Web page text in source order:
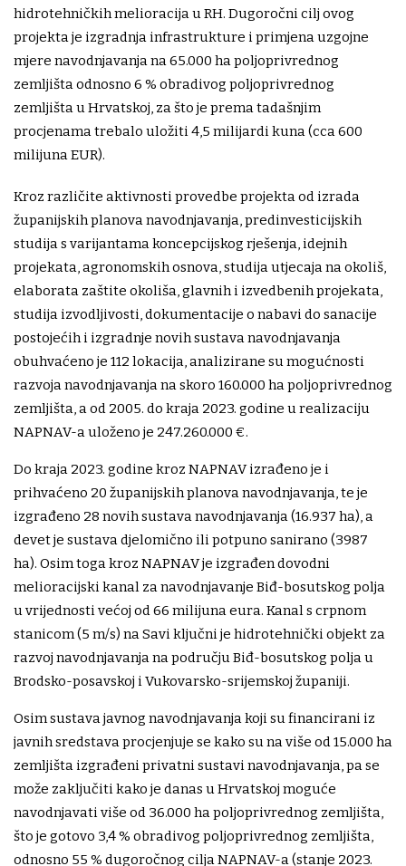
hidrotehničkih melioracija u RH. Dugoročni cilj ovog
projekta je izgradnja infrastrukture i primjena uzgojne
mjere navodnjavanja na 65.000 ha poljoprivrednog
zemljišta odnosno 6 % obradivog poljoprivrednog
zemljišta u Hrvatskoj, za što je prema tadašnjim
procjenama trebalo uložiti 4,5 milijardi kuna (cca 600
milijuna EUR).
Kroz različite aktivnosti provedbe projekta od izrada
županijskih planova navodnjavanja, predinvesticijskih
studija s varijantama koncepcijskog rješenja, idejnih
projekata, agronomskih osnova, studija utjecaja na okoliš,
elaborata zaštite okoliša, glavnih i izvedbenih projekata,
studija izvodljivosti, dokumentacije o nabavi do sanacije
postojećih i izgradnje novih sustava navodnjavanja
obuhvaćeno je 112 lokacija, analizirane su mogućnosti
razvoja navodnjavanja na skoro 160.000 ha poljoprivrednog
zemljišta, a od 2005. do kraja 2023. godine u realizaciju
NAPNAV-a uloženo je 247.260.000 €.
Do kraja 2023. godine kroz NAPNAV izrađeno je i
prihvaćeno 20 županijskih planova navodnjavanja, te je
izgrađeno 28 novih sustava navodnjavanja (16.937 ha), a
devet je sustava djelomično ili potpuno sanirano (3987
ha). Osim toga kroz NAPNAV je izgrađen dovodni
melioracijski kanal za navodnjavanje Biđ-bosutskog polja
u vrijednosti većoj od 66 milijuna eura. Kanal s crpnom
stanicom (5 m/s) na Savi ključni je hidrotehnički objekt za
razvoj navodnjavanja na području Biđ-bosutskog polja u
Brodsko-posavskoj i Vukovarsko-srijemskoj županiji.
Osim sustava javnog navodnjavanja koji su financirani iz
javnih sredstava procjenjuje se kako su na više od 15.000 ha
zemljišta izgrađeni privatni sustavi navodnjavanja, pa se
može zaključiti kako je danas u Hrvatskoj moguće
navodnjavati više od 36.000 ha poljoprivrednog zemljišta,
što je gotovo 3,4 % obradivog poljoprivrednog zemljišta,
odnosno 55 % dugoročnog cilja NAPNAV-a (stanje 2023.